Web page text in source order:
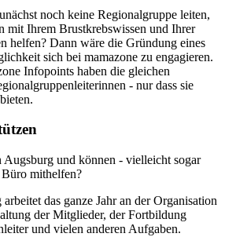
noch keine Regionalgruppe leiten,
mit Ihrem Brustkrebswissen und Ihrer
helfen? Dann wäre die Gründung eines
sich bei mamazone zu engagieren.
Infopoints haben die gleichen
- nur dass sie
Augsburg und können - vielleicht sogar
mithelfen?
das ganze Jahr an der Organisation
der Mitglieder, der Fortbildung
und vielen anderen Aufgaben.